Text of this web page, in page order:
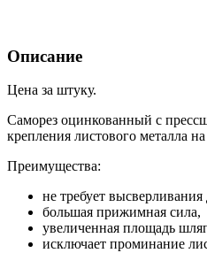
Описание
Цена за штуку.
Саморез оцинкованный с
крепления листового металла
Преимущества:
не требует
большая прижимная сила,
увеличенная площадь
исключает проминание